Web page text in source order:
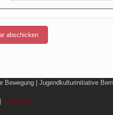
Bewegung | Jugendkulturinitiative
| Impressum